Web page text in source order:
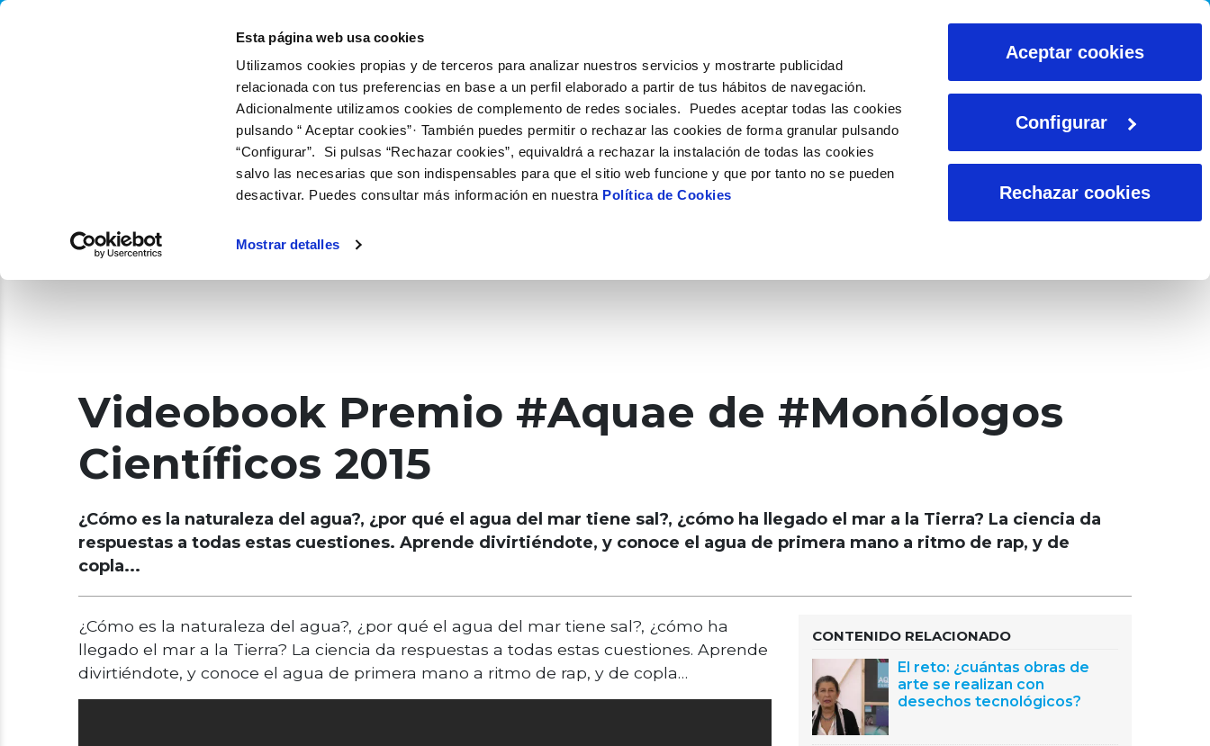
Esta página web usa cookies
Utilizamos cookies propias y de terceros para analizar nuestros servicios y mostrarte publicidad
relacionada con tus preferencias en base a un perfil elaborado a partir de tus hábitos de navegación.
Adicionalmente utilizamos cookies de complemento de redes sociales. Puedes aceptar todas las cookies
pulsando “ Aceptar cookies”· También puedes permitir o rechazar las cookies de forma granular pulsando
“Configurar”. Si pulsas “Rechazar cookies”, equivaldrá a rechazar la instalación de todas las cookies
salvo las necesarias que son indispensables para que el sitio web funcione y que por tanto no se pueden
desactivar. Puedes consultar más información en nuestra Política de Cookies
Mostrar detalles
Aceptar cookies
Configurar
Rechazar cookies
Videobook Premio #Aquae de #Monólogos
Científicos 2015
¿Cómo es la naturaleza del agua?, ¿por qué el agua del mar tiene sal?, ¿cómo ha llegado el mar a la Tierra? La ciencia da
respuestas a todas estas cuestiones. Aprende divirtiéndote, y conoce el agua de primera mano a ritmo de rap, y de
copla...
¿Cómo es la naturaleza del agua?, ¿por qué el agua del mar tiene sal?, ¿cómo ha
llegado el mar a la Tierra? La ciencia da respuestas a todas estas cuestiones. Aprende
divirtiéndote, y conoce el agua de primera mano a ritmo de rap, y de copla…
CONTENIDO RELACIONADO
El reto: ¿cuántas obras de
arte se realizan con
desechos tecnológicos?